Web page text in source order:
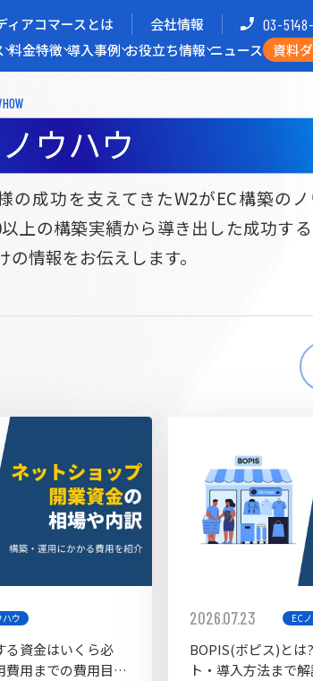
ィアコマースとは 会社情報 03-
料金特徴 導入事例 お役立ち情報 ニュース 資料
現する
イト構築 BtoB向けECサイト構築
W2Commerce
イズ開発 AI buddy
理由 開発力/支援体制
導入企業インタビュー
立ち資料ウハウ
の成功を支えてきたW2がEC構築のノ
上の構築実績から導き出した成功す
の情報をお伝えします。
ハウ
る資金はいくら必
用までの費用目安
2026.07.23 EC
BOPIS(ボピス)とは
ト・導入方法まで